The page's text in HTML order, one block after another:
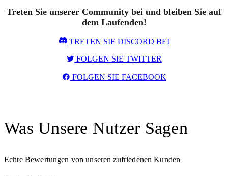
Treten Sie unserer Community bei und bleiben Sie auf
dem Laufenden!
TRETEN SIE DISCORD BEI
FOLGEN SIE TWITTER
FOLGEN SIE FACEBOOK
Was Unsere Nutzer Sagen
Echte Bewertungen von unseren zufriedenen Kunden